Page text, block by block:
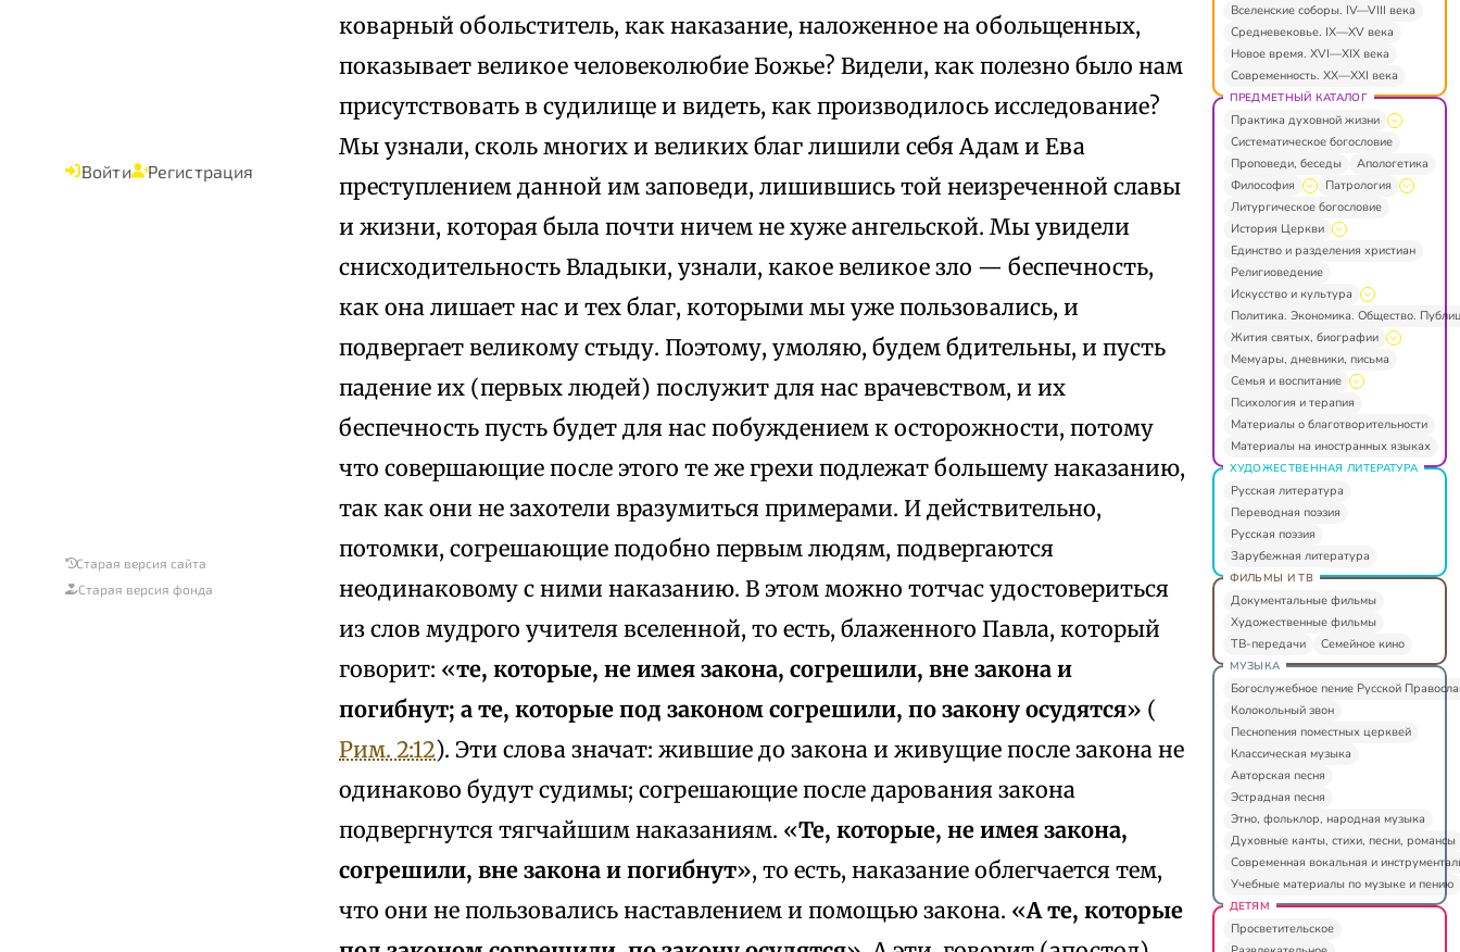
Войти Регистрация
Старая версия сайта
Старая версия фонда
коварный обольститель, как наказание, наложенное на обольщенных,
показывает великое человеколюбие Божье? Видели, как полезно было нам
присутствовать в судилище и видеть, как производилось исследование?
Мы узнали, сколь многих и великих благ лишили себя Адам и Ева
преступлением данной им заповеди, лишившись той неизреченной славы
и жизни, которая была почти ничем не хуже ангельской. Мы увидели
снисходительность Владыки, узнали, какое великое зло — беспечность,
как она лишает нас и тех благ, которыми мы уже пользовались, и
подвергает великому стыду. Поэтому, умоляю, будем бдительны, и пусть
падение их (первых людей) послужит для нас врачевством, и их
беспечность пусть будет для нас побуждением к осторожности, потому
что совершающие после этого те же грехи подлежат большему наказанию,
так как они не захотели вразумиться примерами. И действительно,
потомки, согрешающие подобно первым людям, подвергаются
неодинаковому с ними наказанию. В этом можно тотчас удостовериться
из слов мудрого учителя вселенной, то есть, блаженного Павла, который
говорит: «те, которые, не имея закона, согрешили, вне закона и
погибнут; а те, которые под законом согрешили, по закону осудятся» (
Рим. 2:12). Эти слова значат: жившие до закона и живущие после закона не
одинаково будут судимы; согрешающие после дарования закона
подвергнутся тягчайшим наказаниям. «Те, которые, не имея закона,
согрешили, вне закона и погибнут», то есть, наказание облегчается тем,
что они не пользовались наставлением и помощью закона. «А те, которые
Вселенские соборы. IV—VIII века
Средневековье. IX—XV века
Новое время. XVI—XIX века
Современность. XX—XXI века
ПРЕДМЕТНЫЙ КАТАЛОГ
Практика духовной жизни
Систематическое богословие
Проповеди, беседы
Апологетика
Философия
Патрология
Литургическое богословие
История Церкви
Единство и разделения христиан
Религиоведение
Искусство и культура
Политика. Экономика. Общество.
Жития святых, биографии
Мемуары, дневники, письма
Семья и воспитание
Психология и терапия
Материалы о благотворительности
Материалы на иностранных языках
ХУДОЖЕСТВЕННАЯ ЛИТЕРАТУРА
Русская литература
Переводная поэзия
Русская поэзия
Зарубежная литература
ФИЛЬМЫ И ТВ
Документальные фильмы
Художественные фильмы
ТВ-передачи
Семейное кино
МУЗЫКА
Богослужебное пение Русской
Колокольный звон
Песнопения поместных церквей
Классическая музыка
Авторская песня
Эстрадная песня
Этно, фольклор, народная музыка
Духовные канты, стихи, песни, романсы
Современная вокальная и
Учебные материалы по музыке и пению
ДЕТЯМ
Просветительское